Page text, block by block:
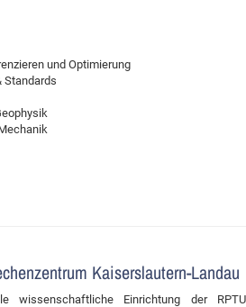
und Optimierung
Standards
Kaiserslautern-Landau
wissenschaftliche Einrichtung der RPTU